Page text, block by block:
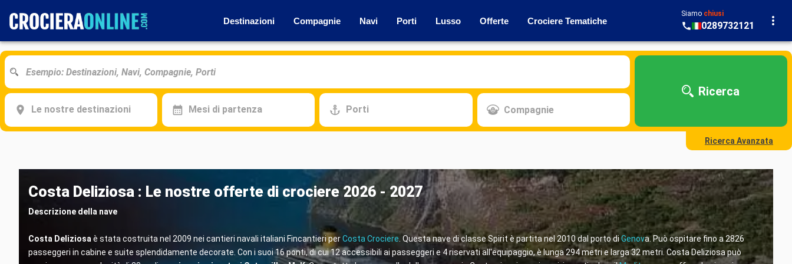
Destinazioni Compagnie Navi Porti Lusso Offerte Crociere Tematiche
Siamo chiusi
0289732121
Le nostre destinazioni Mesi di partenza Porti Compagnie
Ricerca
Ricerca Avanzata
Costa Deliziosa : Le nostre offerte di crociere 2026 - 2027
Descrizione della nave
Costa Deliziosa è stata costruita nel 2009 nei cantieri navali italiani Fincantieri perCosta Crociere . Questa nave di classe Spirit è partita nel 2010 dal porto diGenova. Può ospitare fino a 2826
passeggeri in cabine e suite splendidamente decorate. Con i suoi 16 ponti, di cui 12 accessibili ai passeggeri e 4 riservati all'equipaggio, è lunga 294 metri e larga 32 metri. Costa Deliziosa può